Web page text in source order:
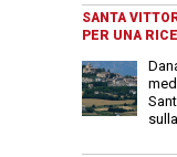
SANTA
PER UNA